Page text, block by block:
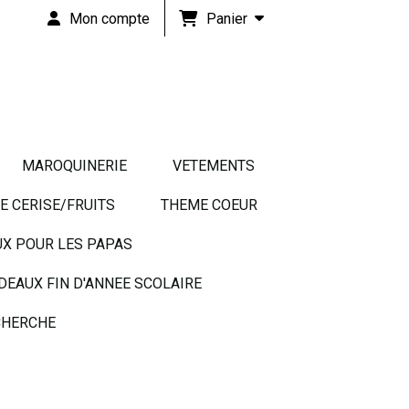
Mon compte Panier
MAROQUINERIE VETEMENTS
CERISE/FRUITS THEME COEUR
POUR LES PAPAS
FIN D'ANNEE SCOLAIRE